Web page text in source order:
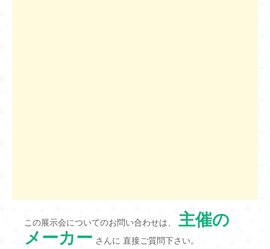
この展示会についてのお問い合わせは、 主催の
メーカー さんに 直接ご質問下さい。